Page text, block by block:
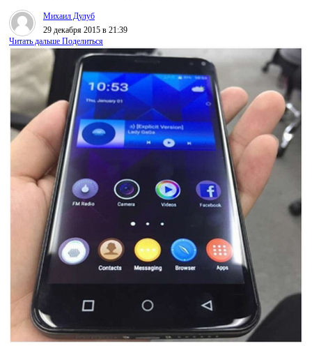
Михаил Дулуб
29 декабря 2015 в 21:39
Читать дальше Поделиться